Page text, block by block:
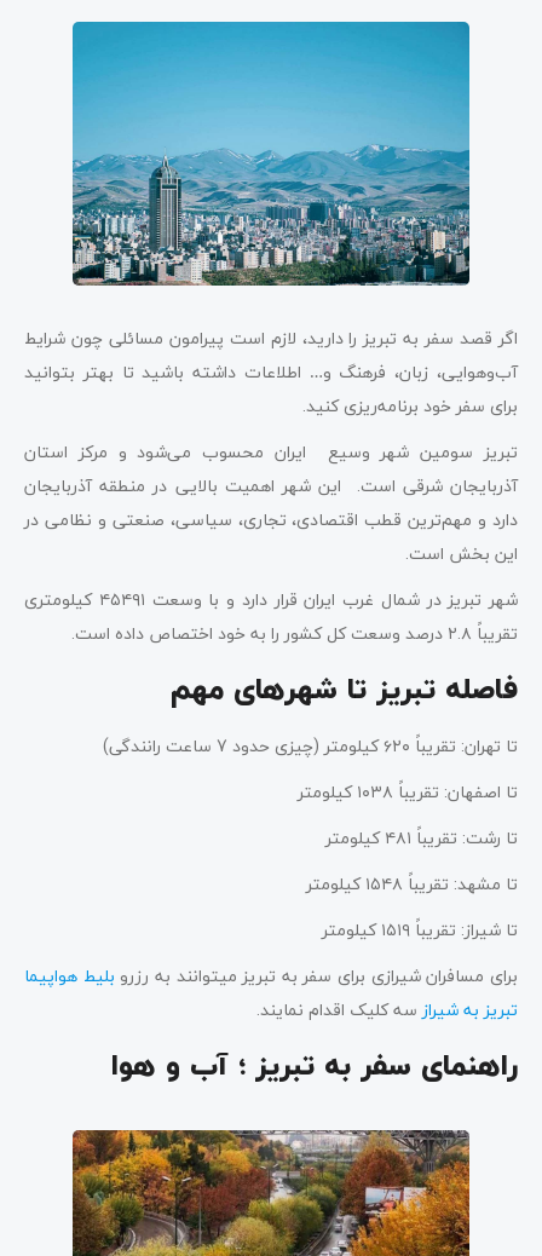
اگر قصد سفر به تبریز را دارید، لازم است پیرامون مسائلی چون شرایط
آب‌وهوایی، زبان، فرهنگ و… اطلاعات داشته باشید تا بهتر بتوانید
برای سفر خود برنامه‌ریزی کنید.
تبریز سومین شهر وسیع ایران محسوب می‌شود و مرکز استان
آذربایجان شرقی است. این شهر اهمیت بالایی در منطقه آذربایجان
دارد و مهم‌ترین قطب اقتصادی، تجاری، سیاسی، صنعتی و نظامی در
این بخش است.
شهر تبریز در شمال غرب ایران قرار دارد و با وسعت ۴۵۴۹۱ کیلومتری
تقریباً ۲.۸ درصد وسعت کل کشور را به خود اختصاص داده است.
فاصله تبریز تا شهرهای مهم
تا تهران: تقریباً ۶۲۰ کیلومتر (چیزی حدود 7 ساعت رانندگی)
تا اصفهان: تقریباً ۱۰۳۸ کیلومتر
تا رشت: تقریباً ۴۸۱ کیلومتر
تا مشهد: تقریباً ۱۵۴۸ کیلومتر
تا شیراز: تقریباً ۱۵۱۹ کیلومتر
برای مسافران شیرازی برای سفر به تبریز میتوانند به رزرو بلیط هواپیما
تبریز به شیراز سه کلیک اقدام نمایند.
راهنمای سفر به تبریز ؛ آب و هوا